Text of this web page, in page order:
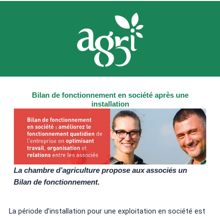
Bilan de fonctionnement en société après une
installation
La chambre d’agriculture propose aux associés un
Bilan de fonctionnement.
La période d’installation pour une exploitation en société est